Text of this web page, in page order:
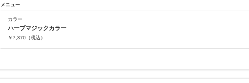
メニュー
カラー
ハーブマジックカラー
￥7,370 （税込）